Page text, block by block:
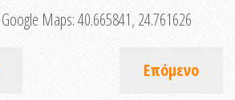
Maps:40.665841, 24.761626
Επόμενο